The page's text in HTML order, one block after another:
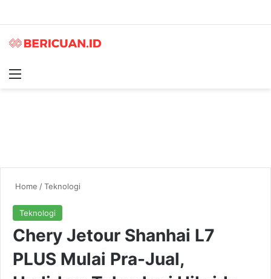
Home /Teknologi
Teknologi
Chery Jetour Shanhai L7
PLUS Mulai Pra-Jual,